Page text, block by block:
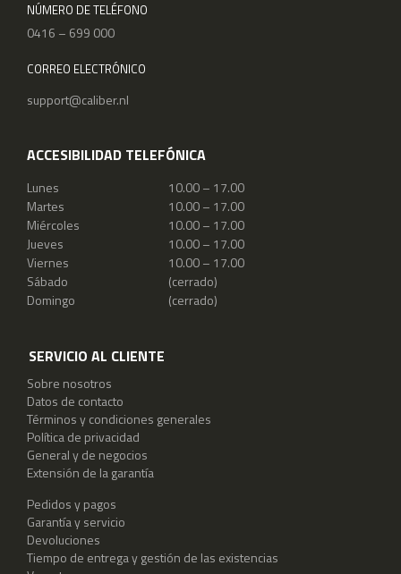
NÚMERO DE TELÉFONO
0416 – 699 000
CORREO ELECTRÓNICO
support@caliber.nl
ACCESIBILIDAD TELEFÓNICA
Lunes
10.00 – 17.00
Martes
10.00 – 17.00
Miércoles
10.00 – 17.00
Jueves
10.00 – 17.00
Viernes
10.00 – 17.00
Sábado
(cerrado)
Domingo
(cerrado)
SERVICIO AL CLIENTE
Sobre nosotros
Datos de contacto
Términos y condiciones generales
Política de privacidad
General y de negocios
Extensión de la garantía
Pedidos y pagos
Garantía y servicio
Devoluciones
Tiempo de entrega y gestión de las existencias